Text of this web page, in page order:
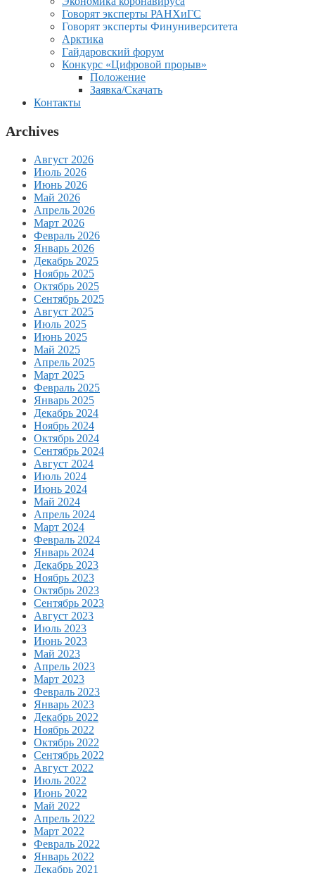
Говорят эксперты РАНХиГС
Говорят эксперты Финуниверситета
Арктика
Гайдаровский форум
Конкурс «Цифровой прорыв»
Положение
Заявка/Скачать
Контакты
Archives
Август 2026
Июль 2026
Июнь 2026
Май 2026
Апрель 2026
Март 2026
Февраль 2026
Январь 2026
Декабрь 2025
Ноябрь 2025
Октябрь 2025
Сентябрь 2025
Август 2025
Июль 2025
Июнь 2025
Май 2025
Апрель 2025
Март 2025
Февраль 2025
Январь 2025
Декабрь 2024
Ноябрь 2024
Октябрь 2024
Сентябрь 2024
Август 2024
Июль 2024
Июнь 2024
Май 2024
Апрель 2024
Март 2024
Февраль 2024
Январь 2024
Декабрь 2023
Ноябрь 2023
Октябрь 2023
Сентябрь 2023
Август 2023
Июль 2023
Июнь 2023
Май 2023
Апрель 2023
Март 2023
Февраль 2023
Январь 2023
Декабрь 2022
Ноябрь 2022
Октябрь 2022
Сентябрь 2022
Август 2022
Июль 2022
Июнь 2022
Май 2022
Апрель 2022
Март 2022
Февраль 2022
Январь 2022
Декабрь 2021